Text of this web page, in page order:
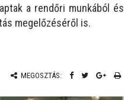
a rendőri munkából és
megelőzéséről is.
MEGOSZTÁS: